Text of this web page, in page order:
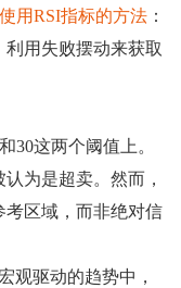
用RSI指标的方法 ：
用失败摆动来获取
30这两个阈值上。
为是超卖。然而，
考区域，而非绝对信
观驱动的趋势中，